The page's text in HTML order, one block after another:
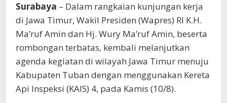
Surabaya – Dalam rangkaian kunjungan kerja
di Jawa Timur, Wakil Presiden (Wapres) RI K.H.
Ma’ruf Amin dan Hj. Wury Ma’ruf Amin, beserta
rombongan terbatas, kembali melanjutkan
agenda kegiatan di wilayah Jawa Timur menuju
Kabupaten Tuban dengan menggunakan Kereta
Api Inspeksi (KAIS) 4, pada Kamis (10/8).